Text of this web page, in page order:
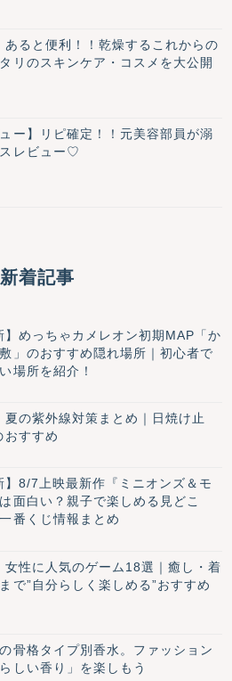
あると便利！！乾燥するこれからの
リのスキンケア・コスメを大公開
ュー】リピ確定！！元美容部員が溺
レビュー♡
新着記事
】めっちゃカメレオン初期MAP「か
」のおすすめ隠れ場所｜初心者で
場所を紹介！
夏の紫外線対策まとめ｜日焼け止
おすすめ
】8/7上映最新作『ミニオンズ＆モ
面白い？親子で楽しめる見どこ
番くじ情報まとめ
女性に人気のゲーム18選｜癒し・着
で”自分らしく楽しめる”おすすめ
骨格タイプ別香水。ファッション
しい香り」を楽しもう